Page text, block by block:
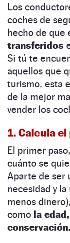
Los
coches de
hecho de que
transferidos
Si tú te
aquellos que
turismo, esta
de la mejor
vender los
1. Calcula
El primer
cuánto se
Aparte de ser
necesidad y
menos
como la